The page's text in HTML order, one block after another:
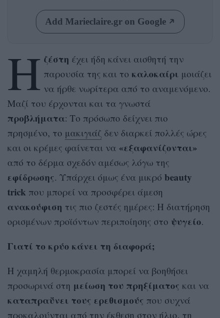
Add Marieclaire.gr on Google
Η ζέστη έχει ήδη κάνει αισθητή την
παρουσία της και το καλοκαίρι μοιάζει
να ήρθε νωρίτερα από το αναμενόμενο.
Μαζί του έρχονται και τα γνωστά
προβλήματα: Το πρόσωπο δείχνει πιο
πρησμένο, το μακιγιάζ δεν διαρκεί πολλές ώρες
και οι κρέμες φαίνεται να «εξαφανίζονται»
από το δέρμα σχεδόν αμέσως λόγω της
εφίδρωσης. Υπάρχει όμως ένα μικρό beauty
trick που μπορεί να προσφέρει άμεση
ανακούφιση τις πιο ζεστές ημέρες: Η διατήρηση
ορισμένων προϊόντων περιποίησης στο ψυγείο.
Γιατί το κρύο κάνει τη διαφορά;
Η χαμηλή θερμοκρασία μπορεί να βοηθήσει
προσωρινά στη μείωση του πρηξίματος και να
καταπραΰνει τους ερεθισμούς που συχνά
προκαλούνται από την έκθεση στον ήλιο, τη